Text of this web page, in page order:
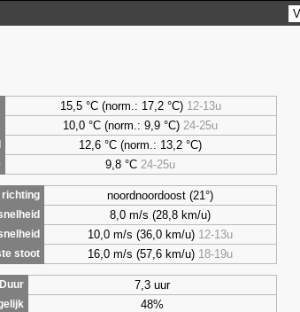
15,5 °C (norm.: 17,2 °C) 12-13u
10,0 °C (norm.: 9,9 °C) 24-25u
12,6 °C (norm.: 13,2 °C)
9,8 °C 24-25u
richting
noordnoordoost (21°)
8,0 m/s (28,8 km/u)
10,0 m/s (36,0 km/u) 12-13u
stoot 16,0 m/s (57,6 km/u) 18-19u
Duur
7,3 uur
48%